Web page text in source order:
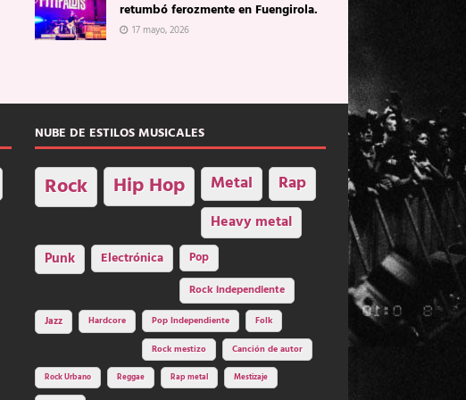
retumbó ferozmente en Fuengirola.
17 mayo, 2026
NUBE DE ESTILOS MUSICALES
Rock Hip Hop Metal Rap
Heavy metal
Punk Electrónica
Pop
Rock independiente
Jazz Hardcore Pop Independiente Folk
Rock mestizo Canción de autor
Rock Urbano Reggae Rap metal Mestizaje